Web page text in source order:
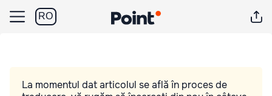
RO
La momentul dat articolul se află în proces de